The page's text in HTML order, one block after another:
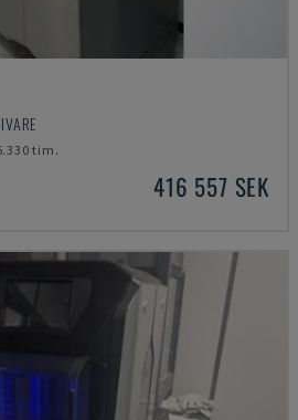
tim.
416 557 SEK